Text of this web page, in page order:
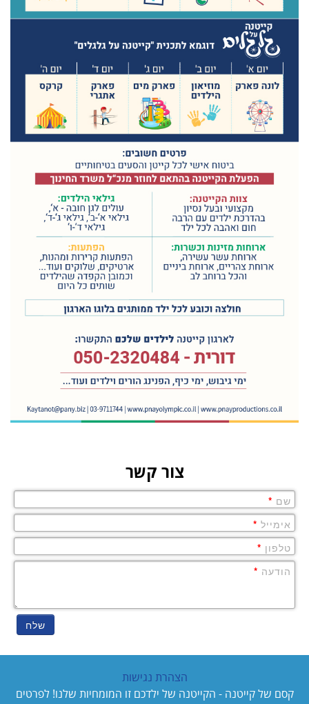
צור קשר
שם *
אימייל *
טלפון *
הודעה *
שלח
הצהרת נגישות
קסם של קייטנה - הקייטנה של ילדכם זו המומחיות שלנו! לפרטים